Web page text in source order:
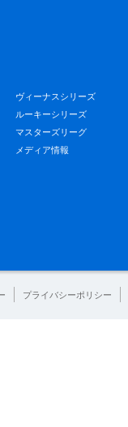
ヴィーナスシリーズ
ルーキーシリーズ
マスターズリーグ
メディア情報
プライバシーポリシー